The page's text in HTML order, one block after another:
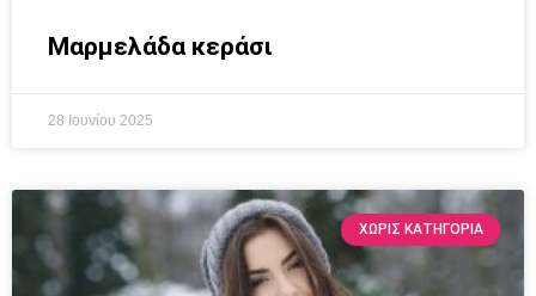
Μαρμελάδα κεράσι
28 Ιουνίου 2025
ΧΩΡΊΣ ΚΑΤΗΓΟΡΊΑ